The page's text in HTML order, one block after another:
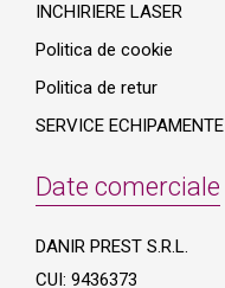
INCHIRIERE LASER
Politica de cookie
Politica de retur
SERVICE ECHIPAMENTE
Date comerciale
DANIR PREST S.R.L.
CUI: 9436373